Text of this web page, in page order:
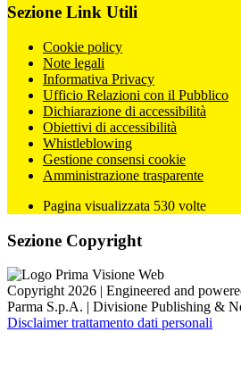
Sezione Link Utili
Cookie policy
Note legali
Informativa Privacy
Ufficio Relazioni con il Pubblico
Dichiarazione di accessibilità
Obiettivi di accessibilità
Whistleblowing
Gestione consensi cookie
Amministrazione trasparente
Pagina visualizzata 530 volte
Sezione Copyright
Copyright 2026 | Engineered and
Parma S.p.A. | Divisione Publishing &
Disclaimer trattamento dati personali